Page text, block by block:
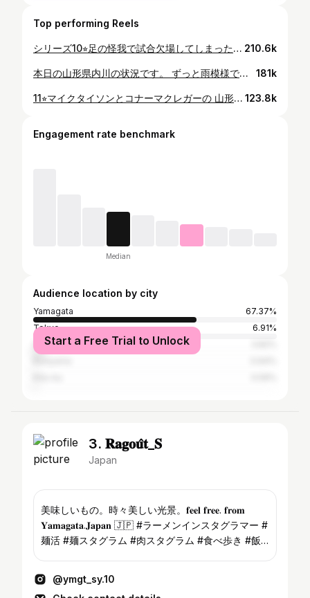
Top performing Reels
シリーズ10⭐︎足の怪我で試合欠場してしまったコナーマクレガー #山形弁 #ミッチーチェン #コナーマクレガー #アテレコ 210.6k
本日の山形県内川の状況です。 ずっと雨模様ですので、 山形県内の皆様気をつけましょう。 #最上川 #乱川 #倉津川 #ミッチーチェン 181k
11⭐︎マイクタイソンとコナーマクレガーの 山形会話 #マイクタイソン #コナーマクレガー #ミッチーチェン #山形弁アテレコ #山形弁 123.8k
Engagement rate benchmark
Median
Audience location by city
Yamagata
67.37%
Tokyo
6.91%
Sendai
Start a Free Trial to Unlock
3. 𝐑𝐚𝐠𝐨𝐮̂𝐭_𝐒
Japan
美味しいもの。時々美しい光景。𝐟𝐞𝐞𝐥 𝐟𝐫𝐞𝐞. 𝐟𝐫𝐨𝐦
𝐘𝐚𝐦𝐚𝐠𝐚𝐭𝐚.𝐉𝐚𝐩𝐚𝐧 🇯🇵 #ラーメンインスタグラマー #
麺活 #麺スタグラム #肉スタグラム #食べ歩き #飯
@ymgt_sy.10